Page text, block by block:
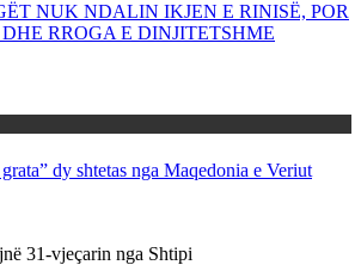
NUK NDALIN IKJEN E RINISË, POR
RROGA E DINJITETSHME
dy shtetas nga Maqedonia e Veriut
31-vjeçarin nga Shtipi